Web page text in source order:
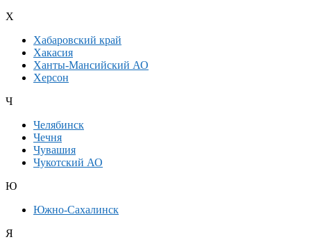
Х
Хабаровский край
Хакасия
Ханты-Мансийский АО
Херсон
Ч
Челябинск
Чечня
Чувашия
Чукотский АО
Ю
Южно-Сахалинск
Я